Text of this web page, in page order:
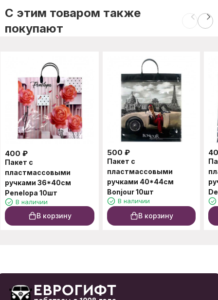
C этим товаром также
покупают
400 ₽
Пакет с
пластмассовыми
ручками 36*40см
Penelopa 10шт
В наличии
В корзину
500 ₽
Пакет с
пластмассовыми
ручками 40*44см
Bonjour 10шт
В наличии
В корзину